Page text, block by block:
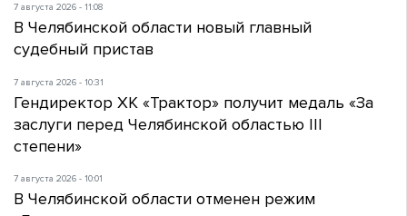
7 августа 2026 - 11:08
В Челябинской области новый главный
судебный пристав
7 августа 2026 - 10:31
Гендиректор ХК «Трактор» получит медаль «За
заслуги перед Челябинской областью III
степени»
7 августа 2026 - 10:01
В Челябинской области отменен режим